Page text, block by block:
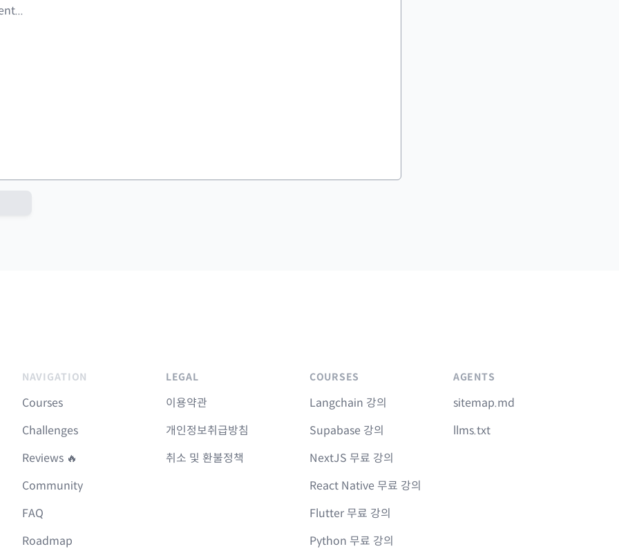
NAVIGATION
Courses
Challenges
Reviews 🔥
Community
FAQ
Roadmap
LEGAL
이용약관
개인정보취급방침
취소 및 환불정책
COURSES
Langchain 강의
Supabase 강의
NextJS 무료 강의
React Native 무료 강의
Flutter 무료 강의
Python 무료 강의
AGENTS
sitemap.md
llms.txt